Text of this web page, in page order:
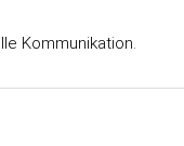
Kommunikation.